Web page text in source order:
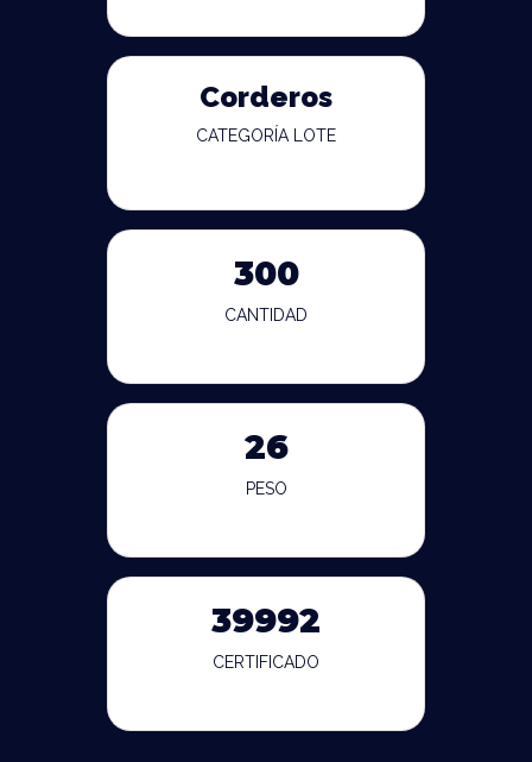
Corderos
CATEGORÍA LOTE
300
CANTIDAD
26
PESO
39992
CERTIFICADO